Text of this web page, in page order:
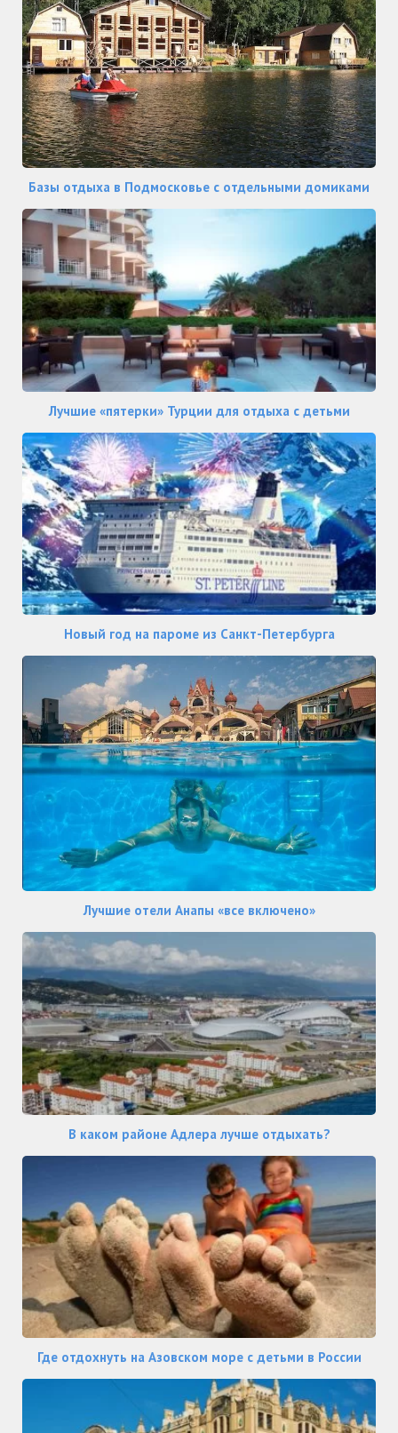
Базы отдыха в Подмосковье с отдельными домиками
Лучшие «пятерки» Турции для отдыха с детьми
Новый год на пароме из Санкт-Петербурга
Лучшие отели Анапы «все включено»
В каком районе Адлера лучше отдыхать?
Где отдохнуть на Азовском море с детьми в России